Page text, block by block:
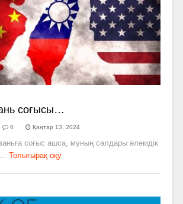
соғысы…
0 Қаңтар 13, 2024
соғыс ашса, мұның салдары әлемдік
Толығырақ оқу